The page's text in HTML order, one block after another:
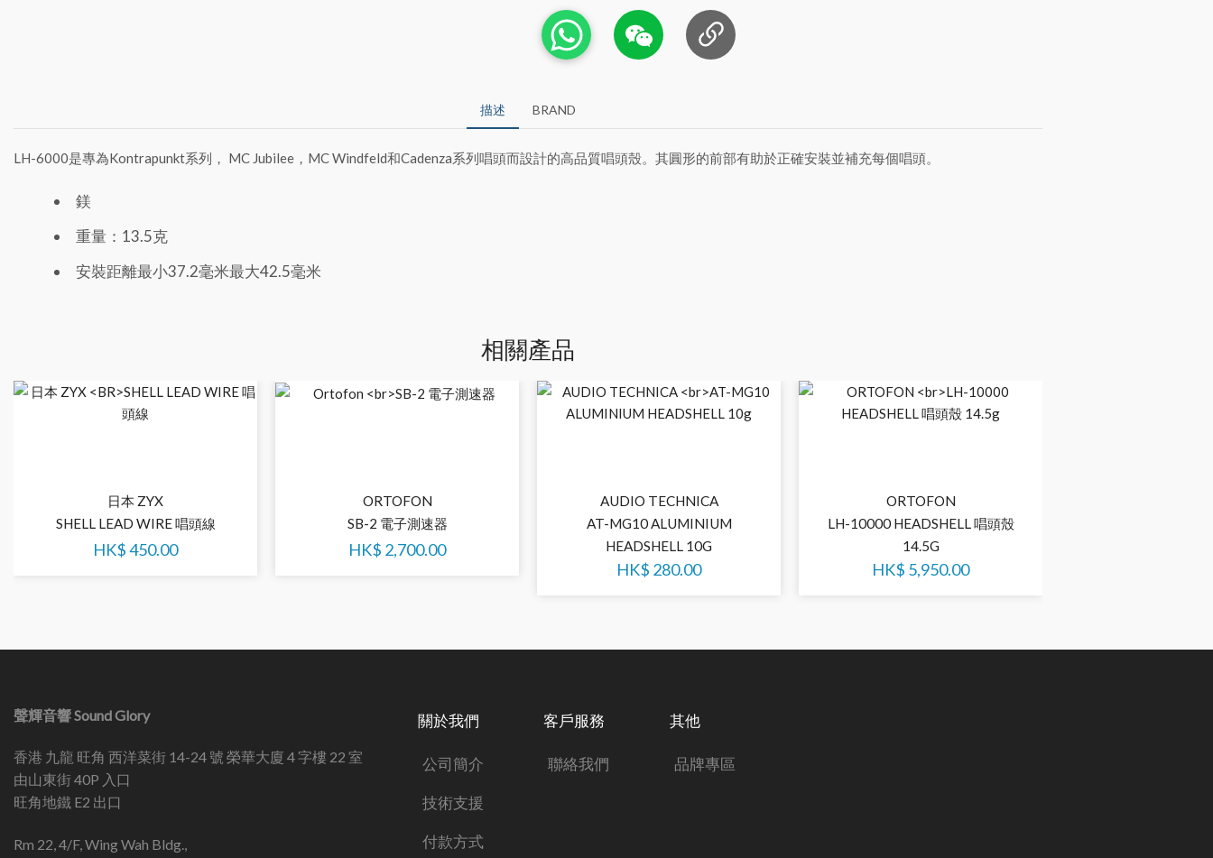
描述 BRAND
LH-6000是專為Kontrapunkt系列， MC Jubilee，MC Windfeld和Cadenza系列唱頭而設計的高品質唱頭殼。其圓形的前部有助於正確安裝並補充每個唱頭。
鎂
重量：13.5克
安裝距離最小37.2毫米最大42.5毫米
相關產品
日本 ZYX
SHELL LEAD WIRE 唱頭線
HK$450.00
ORTOFON
SB-2 電子測速器
HK$ 2,700.00
AUDIO TECHNICA
AT-MG10 ALUMINIUM
HEADSHELL 10G
HK$ 280.00
ORTOFON
LH-10000 HEADSHELL 唱頭殼
14.5G
HK$ 5,950.00
聲輝音響 Sound Glory
香港 九龍 旺角 西洋菜街 14-24 號 榮華大廈 4 字樓 22 室
由山東街 40P 入口
旺角地鐵 E2 出口
Rm 22, 4/F, Wing Wah Bldg.,
關於我們
公司簡介
技術支援
付款方式
客戶服務
聯絡我們
其他
品牌專區